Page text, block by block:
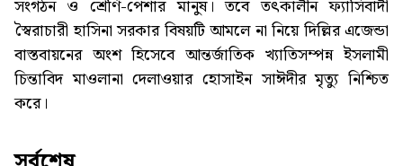
সংগঠন ও শ্রেণি-পেশার মানুষ। তবে তৎকালীন ফ্যাসিবাদী
স্বৈরাচারী হাসিনা সরকার বিষয়টি আমলে না নিয়ে দিল্লির এজেন্ডা
বাস্তবায়নের অংশ হিসেবে আন্তর্জাতিক খ্যাতিসম্পন্ন ইসলামী
চিন্তাবিদ মাওলানা দেলাওয়ার হোসাইন সাঈদীর মৃত্যু নিশ্চিত
করে।